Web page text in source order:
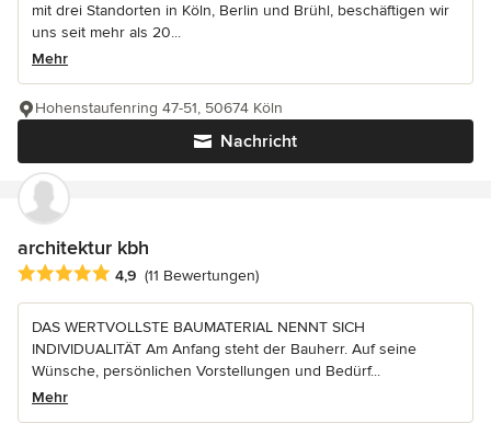
mit drei Standorten in Köln, Berlin und Brühl, beschäftigen wir
uns seit mehr als 20...
Mehr
Nachricht
Hohenstaufenring 47-51, 50674 Köln
architektur kbh
Durchschnittliche Bewertung: 4.9 von 5 Sternen
4,9 (11 Bewertungen)
DAS WERTVOLLSTE BAUMATERIAL NENNT SICH
INDIVIDUALITÄT Am Anfang steht der Bauherr. Auf seine
Wünsche, persönlichen Vorstellungen und Bedürf...
Mehr